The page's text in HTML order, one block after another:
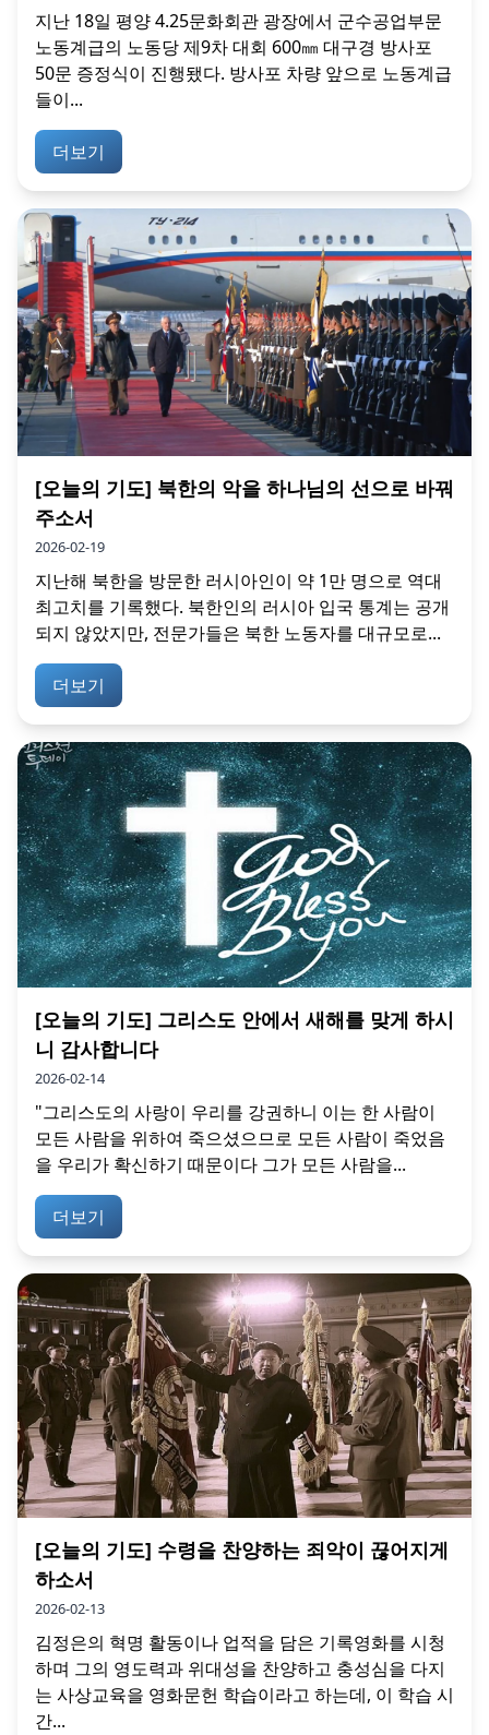
지난 18일 평양 4.25문화회관 광장에서 군수공업부문
노동계급의 노동당 제9차 대회 600㎜ 대구경 방사포
50문 증정식이 진행됐다. 방사포 차량 앞으로 노동계급
들이...
더보기
[오늘의 기도] 북한의 악을 하나님의 선으로 바꿔
주소서
2026-02-19
지난해 북한을 방문한 러시아인이 약 1만 명으로 역대
최고치를 기록했다. 북한인의 러시아 입국 통계는 공개
되지 않았지만, 전문가들은 북한 노동자를 대규모로...
더보기
[오늘의 기도] 그리스도 안에서 새해를 맞게 하시
니 감사합니다
2026-02-14
"그리스도의 사랑이 우리를 강권하니 이는 한 사람이
모든 사람을 위하여 죽으셨으므로 모든 사람이 죽었음
을 우리가 확신하기 때문이다 그가 모든 사람을...
더보기
[오늘의 기도] 수령을 찬양하는 죄악이 끊어지게
하소서
2026-02-13
김정은의 혁명 활동이나 업적을 담은 기록영화를 시청
하며 그의 영도력과 위대성을 찬양하고 충성심을 다지
는 사상교육을 영화문헌 학습이라고 하는데, 이 학습 시
간...